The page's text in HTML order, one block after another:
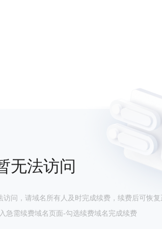
无法访问
问，请域名所有人及时完成续费，续费后可恢复
急需续费域名页面-勾选续费域名完成续费